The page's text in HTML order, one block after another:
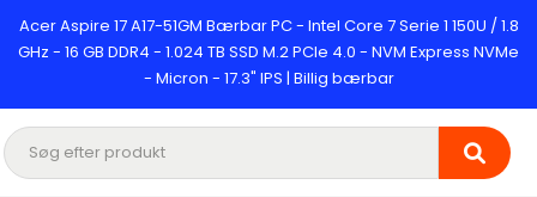
Acer Aspire 17 A17-51GM Bærbar PC - Intel Core 7 Serie 1 150U / 1.8
GHz - 16 GB DDR4 - 1.024 TB SSD M.2 PCIe 4.0 - NVM Express NVMe
- Micron - 17.3" IPS | Billig bærbar